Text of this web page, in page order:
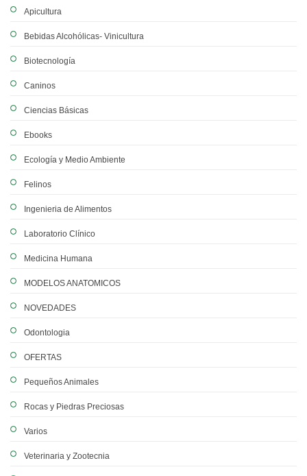
Apicultura
Bebidas Alcohólicas- Vinicultura
Biotecnología
Caninos
Ciencias Básicas
Ebooks
Ecología y Medio Ambiente
Felinos
Ingenieria de Alimentos
Laboratorio Clínico
Medicina Humana
MODELOS ANATOMICOS
NOVEDADES
Odontologia
OFERTAS
Pequeños Animales
Rocas y Piedras Preciosas
Varios
Veterinaria y Zootecnia